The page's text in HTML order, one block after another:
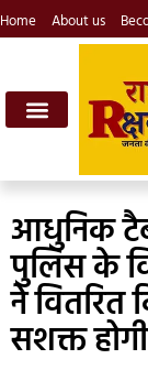
Home About us
आधुनिक
पुलिस के
ने
सशक्त